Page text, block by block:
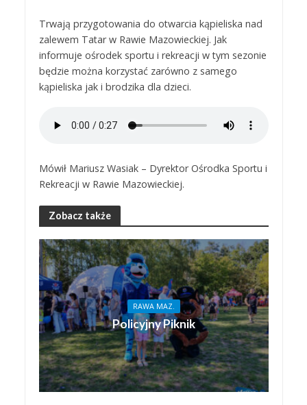
Trwają przygotowania do otwarcia kąpieliska nad
zalewem Tatar w Rawie Mazowieckiej. Jak
informuje ośrodek sportu i rekreacji w tym sezonie
będzie można korzystać zarówno z samego
kąpieliska jak i brodzika dla dzieci.
Mówił Mariusz Wasiak – Dyrektor Ośrodka Sportu i
Rekreacji w Rawie Mazowieckiej.
Zobacz także
RAWA MAZ.
Policyjny Piknik